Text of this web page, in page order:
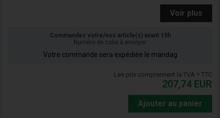
Voir plus
Commandez votre/vos article(s) avant 15h
Numéro de colis à envoyer
Votre commande sera expédiée le mandag
Les prix comprennent la TVA = TTC
207,74 EUR
Ajouter au panier